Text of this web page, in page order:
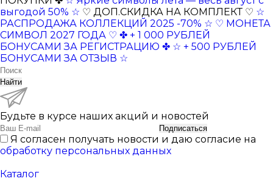
выгодой 50% ☆ ♡ ДОП.СКИДКА НА КОМПЛЕКТ ♡ ☆
РАСПРОДАЖА КОЛЛЕКЦИЙ 2025 -70% ☆ ♡ МОНЕТА
СИМВОЛ 2027 ГОДА ♡ ✤ + 1 000 РУБЛЕЙ
БОНУСАМИ ЗА РЕГИСТРАЦИЮ ✤ ☆ + 500 РУБЛЕЙ
БОНУСАМИ ЗА ОТЗЫВ ☆
Найти
Будьте в курсе наших акций и новостей
Подписаться
Я согласен получать новости и даю согласие на
обработку персональных данных
Каталог